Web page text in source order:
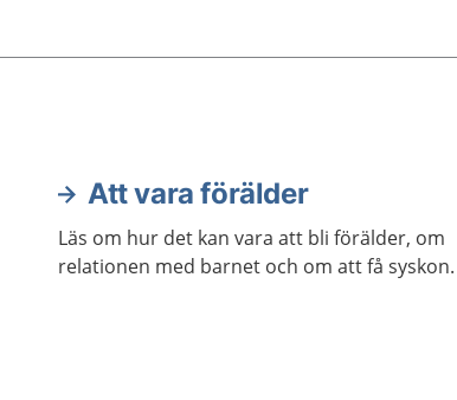
för att inte trötta ut sig.
Att vara förälder
Läs om hur det kan vara att bli förälder, om
relationen med barnet och om att få syskon.